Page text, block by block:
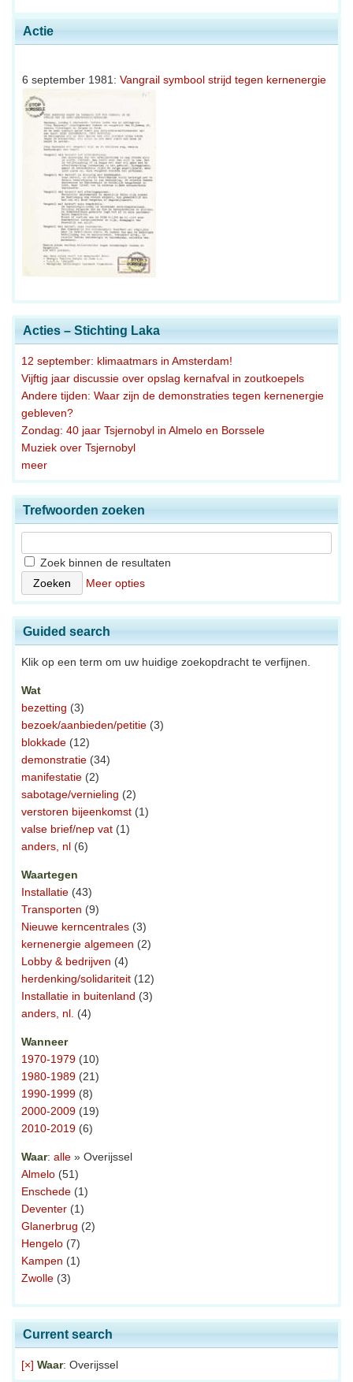
Actie
6 september 1981: Vangrail symbool strijd tegen kernenergie
Acties – Stichting Laka
12 september: klimaatmars in Amsterdam!
Vijftig jaar discussie over opslag kernafval in zoutkoepels
Andere tijden: Waar zijn de demonstraties tegen kernenergie
gebleven?
Zondag: 40 jaar Tsjernobyl in Almelo en Borssele
Muziek over Tsjernobyl
meer
Trefwoorden zoeken
Zoek binnen de resultaten
Meer opties
Guided search
Klik op een term om uw huidige zoekopdracht te verfijnen.
Wat
bezetting (3)
bezoek/aanbieden/petitie (3)
blokkade (12)
demonstratie (34)
manifestatie (2)
sabotage/vernieling (2)
verstoren bijeenkomst (1)
valse brief/nep vat (1)
anders, nl (6)
Waartegen
Installatie (43)
Transporten (9)
Nieuwe kerncentrales (3)
kernenergie algemeen (2)
Lobby & bedrijven (4)
herdenking/solidariteit (12)
Installatie in buitenland (3)
anders, nl. (4)
Wanneer
1970-1979 (10)
1980-1989 (21)
1990-1999 (8)
2000-2009 (19)
2010-2019 (6)
Waar: alle » Overijssel
Almelo (51)
Enschede (1)
Deventer (1)
Glanerbrug (2)
Hengelo (7)
Kampen (1)
Zwolle (3)
Current search
[×] Waar: Overijssel